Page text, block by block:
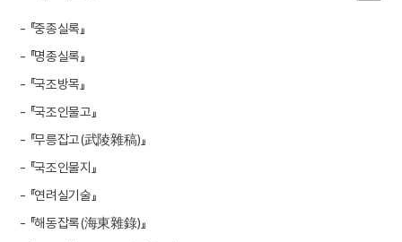
- 『중종실록』
- 『명종실록』
- 『국조방목』
- 『국조인물고』
- 『무릉잡고(武陵雜稿)』
- 『국조인물지』
- 『연려실기술』
- 『해동잡록(海東雜錄)』